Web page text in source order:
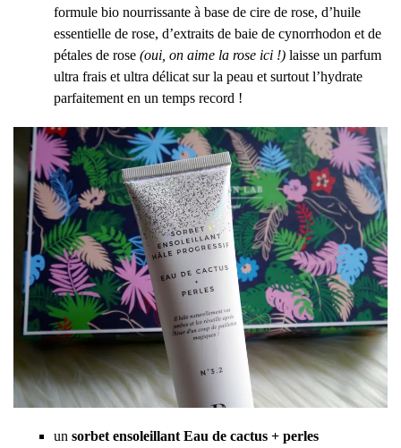
formule bio nourrissante à base de cire de rose, d’huile
essentielle de rose, d’extraits de baie de cynorrhodon et de
pétales de rose (oui, on aime la rose ici !) laisse un parfum
ultra frais et ultra délicat sur la peau et surtout l’hydrate
parfaitement en un temps record !
un sorbet ensoleillant Eau de cactus + perles